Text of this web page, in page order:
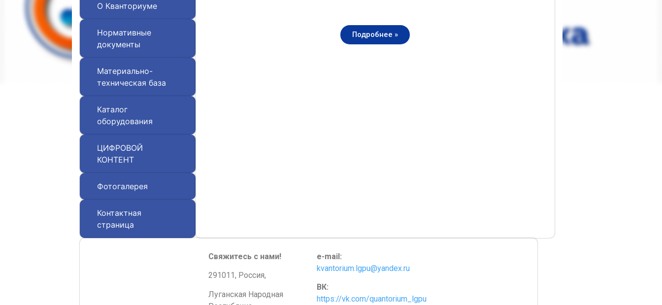
О Кванториуме
Нормативные
документы
Материально-
техническая база
Каталог
оборудования
ЦИФРОВОЙ
КОНТЕНТ
Фотогалерея
Контактная
страница
Подробнее »
Свяжитесь с нами!
291011, Россия,
Луганская Народная
e-mail:
kvantorium.lgpu@yandex.ru
ВК:
https://vk.com/quantorium_lgpu